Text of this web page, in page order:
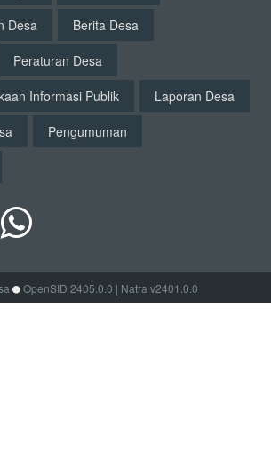
Desa
Berita Desa
Peraturan Desa
Informasi Publik
Laporan Desa
Pengumuman
OpenSID 2405.0.0 | Natra v2401.0.0